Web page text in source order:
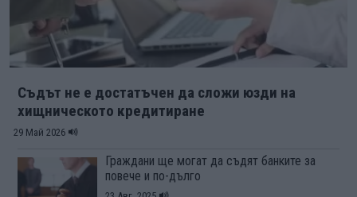
Съдът не е достатъчен да сложи юзди на
хищническото кредитиране
29 Май 2026
Граждани ще могат да съдят банките за
повече и по-дълго